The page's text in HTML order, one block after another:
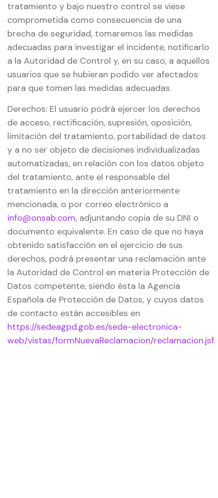
tratamiento y bajo nuestro control se viese
comprometida como consecuencia de una
brecha de seguridad, tomaremos las medidas
adecuadas para investigar el incidente, notificarlo
a la Autoridad de Control y, en su caso, a aquellos
usuarios que se hubieran podido ver afectados
para que tomen las medidas adecuadas.
Derechos: El usuario podrá ejercer los derechos
de acceso, rectificación, supresión, oposición,
limitación del tratamiento, portabilidad de datos
y a no ser objeto de decisiones individualizadas
automatizadas, en relación con los datos objeto
del tratamiento, ante el responsable del
tratamiento en la dirección anteriormente
mencionada, o por correo electrónico a
info@onsab.com, adjuntando copia de su DNI o
documento equivalente. En caso de que no haya
obtenido satisfacción en el ejercicio de sus
derechos, podrá presentar una reclamación ante
la Autoridad de Control en materia Protección de
Datos competente, siendo ésta la Agencia
Española de Protección de Datos, y cuyos datos
de contacto están accesibles en
https://sedeagpd.gob.es/sede-electronica-
web/vistas/formNuevaReclamacion/reclamacion.jsf.